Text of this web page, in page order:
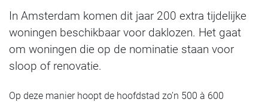
In Amsterdam komen dit jaar 200 extra tijdelijke
woningen beschikbaar voor daklozen. Het gaat
om woningen die op de nominatie staan voor
sloop of renovatie.
Op deze manier hoopt de hoofdstad zo’n 500 à 600